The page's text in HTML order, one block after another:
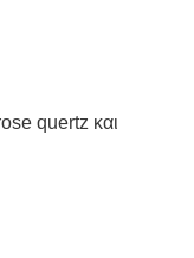
quertz και